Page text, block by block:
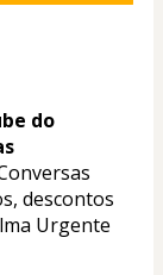
do
descontos
Urgente